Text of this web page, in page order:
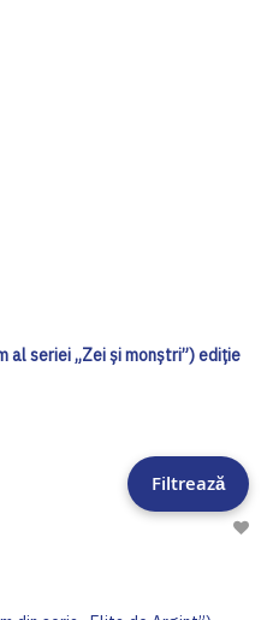
al seriei „Zei și monștri”) ediţie
Filtrează